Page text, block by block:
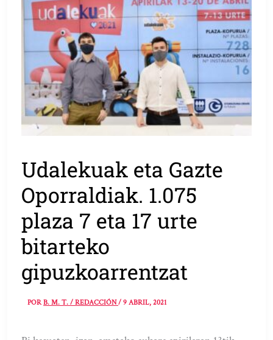
Udalekuak eta Gazte
Oporraldiak. 1.075
plaza 7 eta 17 urte
bitarteko
gipuzkoarrentzat
PORB. M. T. / REDACCIÓN/9 ABRIL, 2021